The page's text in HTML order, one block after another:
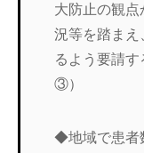
大防止の観
況等を踏まえ
るよう要請す
③）
◆地域で患者